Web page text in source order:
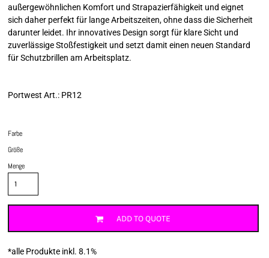
außergewöhnlichen Komfort und Strapazierfähigkeit und eignet
sich daher perfekt für lange Arbeitszeiten, ohne dass die Sicherheit
darunter leidet. Ihr innovatives Design sorgt für klare Sicht und
zuverlässige Stoßfestigkeit und setzt damit einen neuen Standard
für Schutzbrillen am Arbeitsplatz.
Portwest Art.: PR12
Farbe
Größe
Menge
ADD TO QUOTE
*alle Produkte inkl. 8.1%